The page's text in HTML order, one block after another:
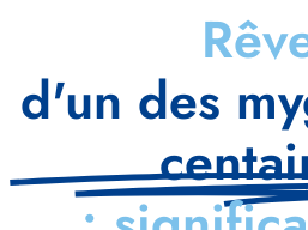
d'un des